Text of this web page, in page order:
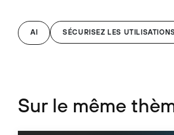
AI SÉCURISEZ LES
Sur le même